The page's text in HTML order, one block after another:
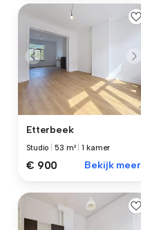
Etterbeek
Studio |53 m² |1 kamer
€ 900 Bekijk meer